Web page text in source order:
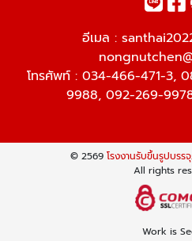
อีเมล :
โทรศัพท์ : 034-466-471-3,
9988, 092-269-
© 2569โรงงานรับขึ้นรูปบร
All rights
Work is